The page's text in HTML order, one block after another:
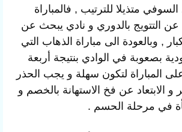
السوفي متذيلا للترتيب , فالمباراة
عن التتويج بالدوري و نادي يبحث عن
, وبالعودة الى مباراة الذهاب التي
بصعوبة في الوادي بنتيجة أربعة
المباراة لتكون سهلة و يجب الحذر
و الابتعاد عن فخ الاستهانة بالخصم و
في مرحلة الحسم .